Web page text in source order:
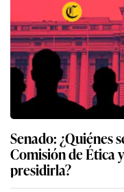
Senado: ¿Quiénes
Comisión de Ética
presidirla?